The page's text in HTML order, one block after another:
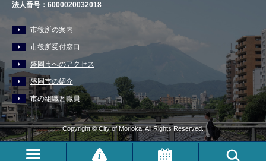
法人番号：6000020032018
市役所の案内
市役所受付窓口
盛岡市へのアクセス
盛岡市の紹介
市の組織と職員
Copyright © City of Morioka, All Rights Reserved.